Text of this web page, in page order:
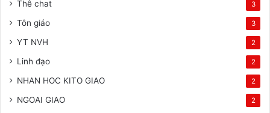
Thê chat 3
Tôn giáo 3
YT NVH 2
Linh đạo 2
NHAN HOC KITO GIAO 2
NGOAI GIAO 2